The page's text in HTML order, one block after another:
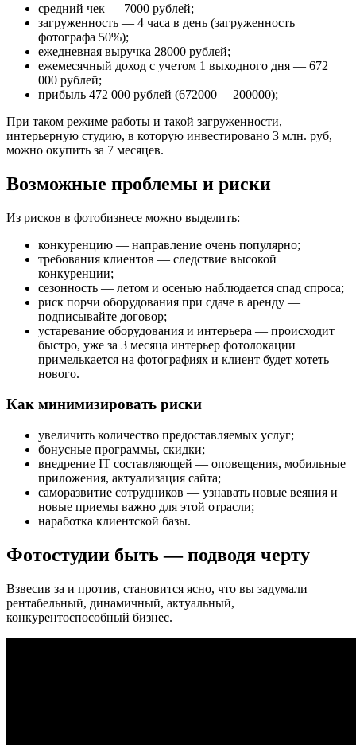
средний чек — 7000 рублей;
загруженность — 4 часа в день (загруженность
фотографа 50%);
ежедневная выручка 28000 рублей;
ежемесячный доход с учетом 1 выходного дня — 672
000 рублей;
прибыль 472 000 рублей (672000 —200000);
При таком режиме работы и такой загруженности,
интерьерную студию, в которую инвестировано 3 млн. руб,
можно окупить за 7 месяцев.
Возможные проблемы и риски
Из рисков в фотобизнесе можно выделить:
конкуренцию — направление очень популярно;
требования клиентов — следствие высокой
конкуренции;
сезонность — летом и осенью наблюдается спад спроса;
риск порчи оборудования при сдаче в аренду —
подписывайте договор;
устаревание оборудования и интерьера — происходит
быстро, уже за 3 месяца интерьер фотолокации
примелькается на фотографиях и клиент будет хотеть
нового.
Как минимизировать риски
увеличить количество предоставляемых услуг;
бонусные программы, скидки;
внедрение IT составляющей — оповещения, мобильные
приложения, актуализация сайта;
саморазвитие сотрудников — узнавать новые веяния и
новые приемы важно для этой отрасли;
наработка клиентской базы.
Фотостудии быть — подводя черту
Взвесив за и против, становится ясно, что вы задумали
рентабельный, динамичный, актуальный,
конкурентоспособный бизнес.